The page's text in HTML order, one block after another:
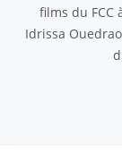
films du FCC
Idrissa